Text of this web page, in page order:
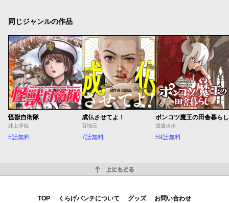
同じジャンルの作品
怪獣自衛隊
井上淳哉
5話無料
成仏させてよ！
百地元
7話無料
ポンコツ魔王の田舎暮らし
渡邉ポポ
59話無料
TOP くらげバンチについて グッズ お問い合わせ